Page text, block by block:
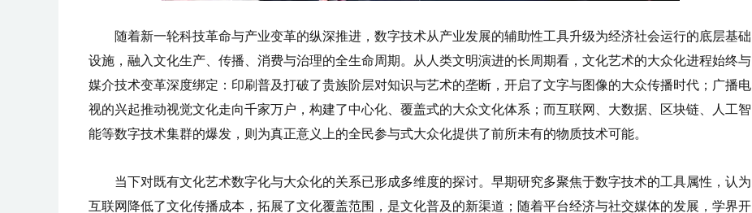
随着新一轮科技革命与产业变革的纵深推进，数字技术从产业发展的辅助性工具升级为经济社会运行的底层基础
设施，融入文化生产、传播、消费与治理的全生命周期。从人类文明演进的长周期看，文化艺术的大众化进程始终与
媒介技术变革深度绑定：印刷普及打破了贵族阶层对知识与艺术的垄断，开启了文字与图像的大众传播时代；广播电
视的兴起推动视觉文化走向千家万户，构建了中心化、覆盖式的大众文化体系；而互联网、大数据、区块链、人工智
能等数字技术集群的爆发，则为真正意义上的全民参与式大众化提供了前所未有的物质技术可能。
当下对既有文化艺术数字化与大众化的关系已形成多维度的探讨。早期研究多聚焦于数字技术的工具属性，认为
互联网降低了文化传播成本，拓展了文化覆盖范围，是文化普及的新渠道；随着平台经济与社交媒体的发展，学界开